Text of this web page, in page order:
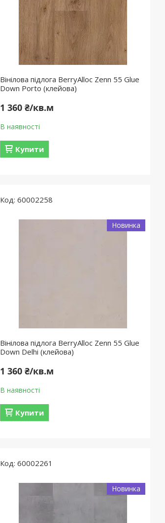
Вінілова підлога BerryAlloc Zenn 55 Glue
Down Porto (клейова)
1 360 ₴/кв.м
В наявності
Купити
60002258
Новинка
Вінілова підлога BerryAlloc Zenn 55 Glue
Down Delhi (клейова)
1 360 ₴/кв.м
В наявності
Купити
60002261
Новинка